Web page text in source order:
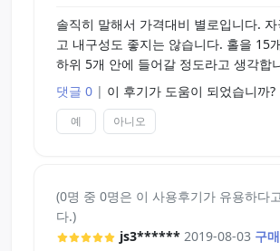
솔직히 말해서 가격대비 별로입니다.
고 내구성도 좋지는 않습니다. 홀을 15
하위 5개 안에 들어갈 정도라고 생각합
댓글 0 | 이 후기가 도움이 되었습니까?
예 아니오
(0명 중 0명은 이 사용후기가 유용하다
다.)
js3****** 2019-08-03 구